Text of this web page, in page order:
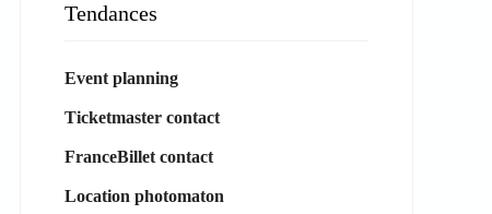
Tendances
Event planning
Ticketmaster contact
FranceBillet contact
Location photomaton